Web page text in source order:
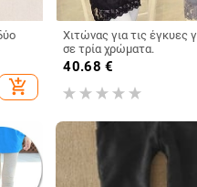
add_shopping_cart
Χιτώνας για τις έγκυες
σε τρία χρώματα.
40.68 €